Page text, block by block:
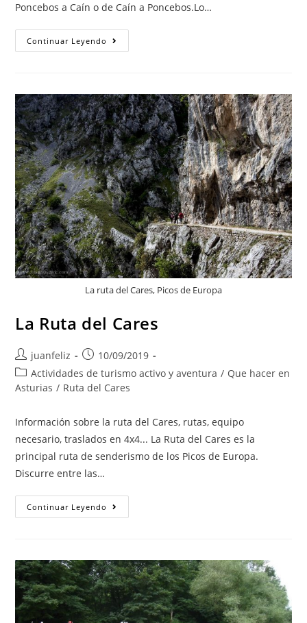
Poncebos a Caín o de Caín a Poncebos.Lo…
Continuar Leyendo Como
Hacer
La ruta del Cares, Picos de Europa
La Ruta del Cares
Autor
de
la
juanfeliz
Publicación
de
la
10/09/2019
Categoría
de
entrada:
Actividades de turismo activo y aventura / Que hacer en
Asturias / Ruta del Cares
Información sobre la ruta del Cares, rutas, equipo
necesario, traslados en 4x4... La Ruta del Cares es la
principal ruta de senderismo de los Picos de Europa.
Discurre entre las…
Continuar Leyendo La
Ruta